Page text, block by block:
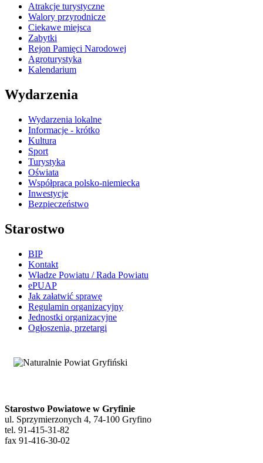
Atrakcje turystyczne
Walory przyrodnicze
Ciekawe miejsca
Zabytki
Rejon Pamięci Narodowej
Agroturystyka
Kalendarium
Wydarzenia
Wydarzenia lokalne
Informacje - krótko
Kultura
Sport
Turystyka
Oświata
Współpraca polsko-niemiecka
Inwestycje
Bezpieczeństwo
Starostwo
BIP
Kontakt
Władze Powiatu / Rada Powiatu
ePUAP
Jak załatwić sprawę
Regulamin organizacyjny
Jednostki organizacyjne
Ogłoszenia, przetargi
Starostwo Powiatowe w Gryfinie
ul. Sprzymierzonych 4, 74-100 Gryfino
tel. 91-415-31-82
fax 91-416-30-02